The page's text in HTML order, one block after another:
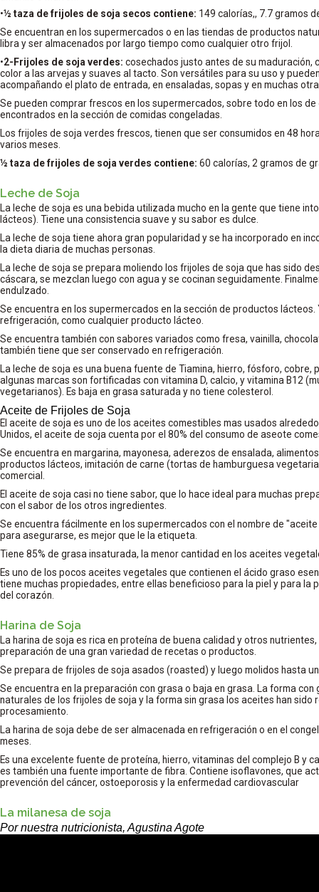
•½ taza de frijoles de soja secos contiene: 149 calorías,, 7.7 gramos
Se encuentran en los supermercados o en las tiendas de productos
libra y ser almacenados por largo tiempo como cualquier otro frijol.
•2-Frijoles de soja verdes: cosechados justo antes de su maduración,
color a las arvejas y suaves al tacto. Son versátiles para su uso y
acompañando el plato de entrada, en ensaladas, sopas y en muchas
Se pueden comprar frescos en los supermercados, sobre todo en los
encontrados en la sección de comidas congeladas.
Los frijoles de soja verdes frescos, tienen que ser consumidos en 48
varios meses.
½ taza de frijoles de soja verdes contiene: 60 calorías, 2 gramos de
Leche de Soja
La leche de soja es una bebida utilizada mucho en la gente que tiene
lácteos). Tiene una consistencia suave y su sabor es dulce.
La leche de soja tiene ahora gran popularidad y se ha incorporado en
la dieta diaria de muchas personas.
La leche de soja se prepara moliendo los frijoles de soja que has sido
cáscara, se mezclan luego con agua y se cocinan seguidamente.
endulzado.
Se encuentra en los supermercados en la sección de productos
refrigeración, como cualquier producto lácteo.
Se encuentra también con sabores variados como fresa, vainilla,
también tiene que ser conservado en refrigeración.
La leche de soja es una buena fuente de Tiamina, hierro, fósforo, cobre,
algunas marcas son fortificadas con vitamina D, calcio, y vitamina B12
vegetarianos). Es baja en grasa saturada y no tiene colesterol.
Aceite de Frijoles de Soja
El aceite de soja es uno de los aceites comestibles mas usados
Unidos, el aceite de soja cuenta por el 80% del consumo de aseote
Se encuentra en margarina, mayonesa, aderezos de ensalada,
productos lácteos, imitación de carne (tortas de hamburguesa
comercial.
El aceite de soja casi no tiene sabor, que lo hace ideal para muchas
con el sabor de los otros ingredientes.
Se encuentra fácilmente en los supermercados con el nombre de
para asegurarse, es mejor que le la etiqueta.
Tiene 85% de grasa insaturada, la menor cantidad en los aceites
Es uno de los pocos aceites vegetales que contienen el ácido graso
tiene muchas propiedades, entre ellas beneficioso para la piel y para la
del corazón.
Harina de Soja
La harina de soja es rica en proteína de buena calidad y otros
preparación de una gran variedad de recetas o productos.
Se prepara de frijoles de soja asados (roasted) y luego molidos hasta
Se encuentra en la preparación con grasa o baja en grasa. La forma
naturales de los frijoles de soja y la forma sin grasa los aceites han sido
procesamiento.
La harina de soja debe de ser almacenada en refrigeración o en el
meses.
Es una excelente fuente de proteína, hierro, vitaminas del complejo B y
es también una fuente importante de fibra. Contiene isoflavones, que
prevención del cáncer, ostoeporosis y la enfermedad cardiovascular
La milanesa de soja
Por nuestra nutricionista, Agustina Agote